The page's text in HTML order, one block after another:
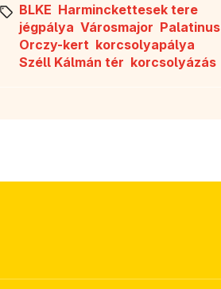
BLKE Harminckettesek tere
jégpálya Városmajor Palatinus
Orczy-kert korcsolyapálya
Széll Kálmán tér korcsolyázás